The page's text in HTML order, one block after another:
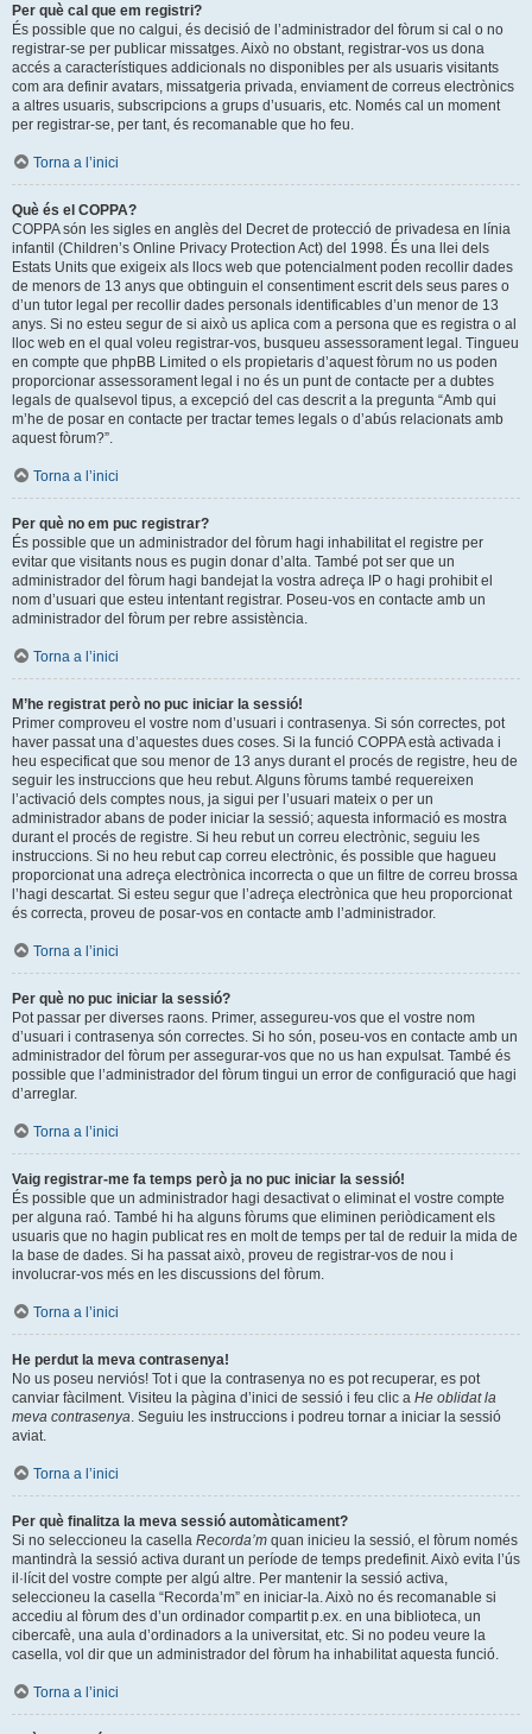
Per què cal que em registri?
És possible que no calgui, és decisió de l’administrador del fòrum si cal o no
registrar-se per publicar missatges. Això no obstant, registrar-vos us dona
accés a característiques addicionals no disponibles per als usuaris visitants
com ara definir avatars, missatgeria privada, enviament de correus electrònics
a altres usuaris, subscripcions a grups d’usuaris, etc. Només cal un moment
per registrar-se, per tant, és recomanable que ho feu.
Torna a l’inici
Què és el COPPA?
COPPA són les sigles en anglès del Decret de protecció de privadesa en línia
infantil (Children’s Online Privacy Protection Act) del 1998. És una llei dels
Estats Units que exigeix als llocs web que potencialment poden recollir dades
de menors de 13 anys que obtinguin el consentiment escrit dels seus pares o
d’un tutor legal per recollir dades personals identificables d’un menor de 13
anys. Si no esteu segur de si això us aplica com a persona que es registra o al
lloc web en el qual voleu registrar-vos, busqueu assessorament legal. Tingueu
en compte que phpBB Limited o els propietaris d’aquest fòrum no us poden
proporcionar assessorament legal i no és un punt de contacte per a dubtes
legals de qualsevol tipus, a excepció del cas descrit a la pregunta “Amb qui
m’he de posar en contacte per tractar temes legals o d’abús relacionats amb
aquest fòrum?”.
Torna a l’inici
Per què no em puc registrar?
És possible que un administrador del fòrum hagi inhabilitat el registre per
evitar que visitants nous es pugin donar d’alta. També pot ser que un
administrador del fòrum hagi bandejat la vostra adreça IP o hagi prohibit el
nom d’usuari que esteu intentant registrar. Poseu-vos en contacte amb un
administrador del fòrum per rebre assistència.
Torna a l’inici
M’he registrat però no puc iniciar la sessió!
Primer comproveu el vostre nom d’usuari i contrasenya. Si són correctes, pot
haver passat una d’aquestes dues coses. Si la funció COPPA està activada i
heu especificat que sou menor de 13 anys durant el procés de registre, heu de
seguir les instruccions que heu rebut. Alguns fòrums també requereixen
l’activació dels comptes nous, ja sigui per l’usuari mateix o per un
administrador abans de poder iniciar la sessió; aquesta informació es mostra
durant el procés de registre. Si heu rebut un correu electrònic, seguiu les
instruccions. Si no heu rebut cap correu electrònic, és possible que hagueu
proporcionat una adreça electrònica incorrecta o que un filtre de correu brossa
l’hagi descartat. Si esteu segur que l’adreça electrònica que heu proporcionat
és correcta, proveu de posar-vos en contacte amb l’administrador.
Torna a l’inici
Per què no puc iniciar la sessió?
Pot passar per diverses raons. Primer, assegureu-vos que el vostre nom
d’usuari i contrasenya són correctes. Si ho són, poseu-vos en contacte amb un
administrador del fòrum per assegurar-vos que no us han expulsat. També és
possible que l’administrador del fòrum tingui un error de configuració que hagi
d’arreglar.
Torna a l’inici
Vaig registrar-me fa temps però ja no puc iniciar la sessió!
És possible que un administrador hagi desactivat o eliminat el vostre compte
per alguna raó. També hi ha alguns fòrums que eliminen periòdicament els
usuaris que no hagin publicat res en molt de temps per tal de reduir la mida de
la base de dades. Si ha passat això, proveu de registrar-vos de nou i
involucrar-vos més en les discussions del fòrum.
Torna a l’inici
He perdut la meva contrasenya!
No us poseu nerviós! Tot i que la contrasenya no es pot recuperar, es pot
canviar fàcilment. Visiteu la pàgina d’inici de sessió i feu clic a He oblidat la
meva contrasenya . Seguiu les instruccions i podreu tornar a iniciar la sessió
aviat.
Torna a l’inici
Per què finalitza la meva sessió automàticament?
Si no seleccioneu la casella Recorda’m quan inicieu la sessió, el fòrum només
mantindrà la sessió activa durant un període de temps predefinit. Això evita l’ús
il·lícit del vostre compte per algú altre. Per mantenir la sessió activa,
seleccioneu la casella “Recorda’m” en iniciar-la. Això no és recomanable si
accediu al fòrum des d’un ordinador compartit p.ex. en una biblioteca, un
cibercafè, una aula d’ordinadors a la universitat, etc. Si no podeu veure la
casella, vol dir que un administrador del fòrum ha inhabilitat aquesta funció.
Torna a l’inici